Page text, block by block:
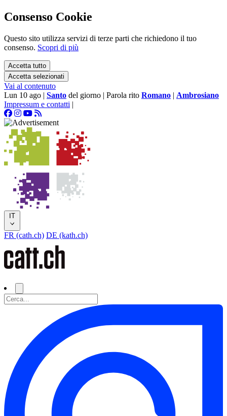
Consenso Cookie
Questo sito utilizza servizi di terze parti che richiedono il tuo
consenso. Scopri di più
Accetta tutto
Accetta selezionati
Vai al contenuto
Lun 10 ago | Santo del giorno | Parola rito Romano | Ambrosiano
Impressum e contatti |
IT
FR (cath.ch) DE (kath.ch)